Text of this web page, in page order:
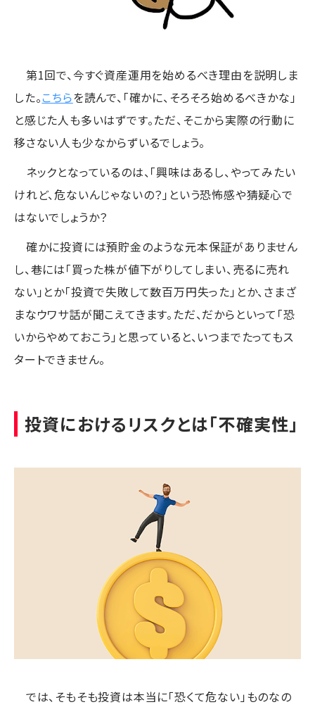
第1回で、今すぐ資産運用を始めるべき理由を説明しま
した。こちらを読んで、「確かに、そろそろ始めるべきかな」
と感じた人も多いはずです。ただ、そこから実際の行動に
移さない人も少なからずいるでしょう。
ネックとなっているのは、「興味はあるし、やってみたい
けれど、危ないんじゃないの？」という恐怖感や猜疑心で
はないでしょうか？
確かに投資には預貯金のような元本保証がありません
し、巷には「買った株が値下がりしてしまい、売るに売れ
ない」とか「投資で失敗して数百万円失った」とか、さまざ
まなウワサ話が聞こえてきます。ただ、だからといって「恐
いからやめておこう」と思っていると、いつまでたってもス
タートできません。
投資におけるリスクとは「不確実性」
では、そもそも投資は本当に「恐くて危ない」ものなの